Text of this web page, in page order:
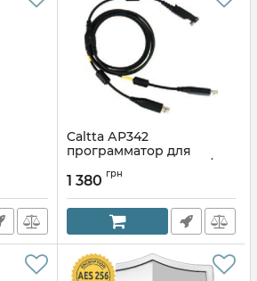
Caltta АР342
программатор для
радиостанций DH410/460
Артикул:
1 380 грн